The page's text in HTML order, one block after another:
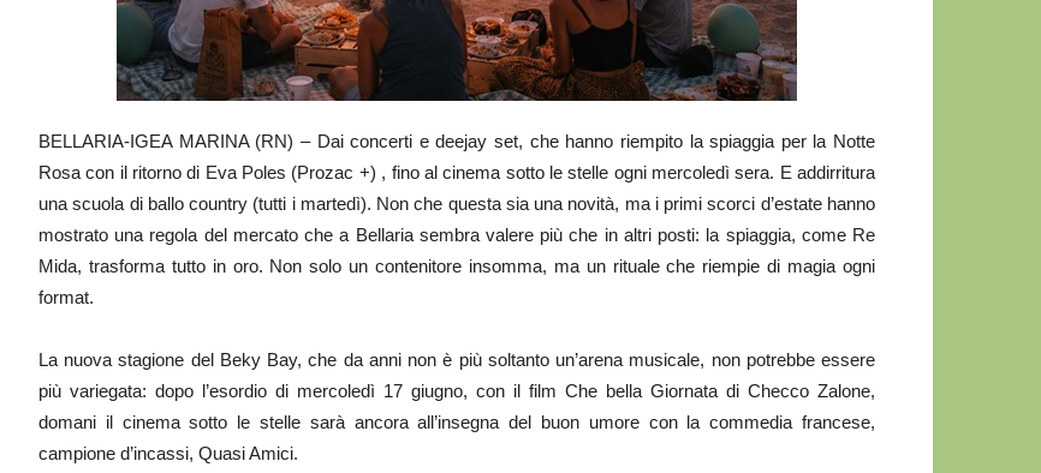
BELLARIA-IGEA MARINA (RN) – Dai concerti e deejay set, che hanno riempito la spiaggia per la Notte
Rosa con il ritorno di Eva Poles (Prozac +) , fino al cinema sotto le stelle ogni mercoledì sera. E addirritura
una scuola di ballo country (tutti i martedì). Non che questa sia una novità, ma i primi scorci d’estate hanno
mostrato una regola del mercato che a Bellaria sembra valere più che in altri posti: la spiaggia, come Re
Mida, trasforma tutto in oro. Non solo un contenitore insomma, ma un rituale che riempie di magia ogni
format.
La nuova stagione del Beky Bay, che da anni non è più soltanto un’arena musicale, non potrebbe essere
più variegata: dopo l’esordio di mercoledì 17 giugno, con il film Che bella Giornata di Checco Zalone,
domani il cinema sotto le stelle sarà ancora all’insegna del buon umore con la commedia francese,
campione d’incassi, Quasi Amici.